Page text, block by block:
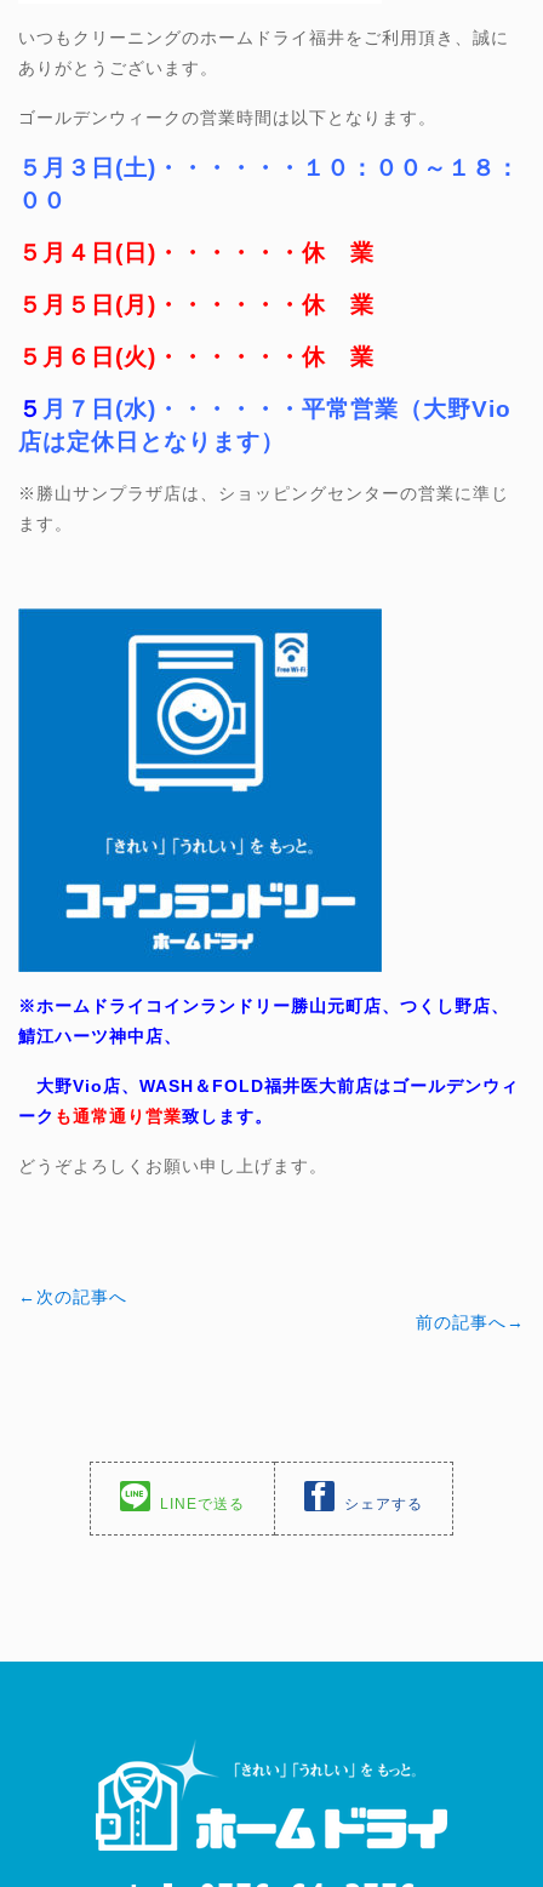
いつもクリーニングのホームドライ福井をご利用頂き、誠に
ありがとうございます。
ゴールデンウィークの営業時間は以下となります。
５月３日(土)・・・・・・１０：００～１８：
００
５月４日(日)・・・・・・休 業
５月５日(月)・・・・・・休 業
５月６日(火)・・・・・・休 業
５ 月７日(水)・・・・・・平常営業（大野Vio
店は定休日となります）
※勝山サンプラザ店は、ショッピングセンターの営業に準じ
ます。
※ホームドライコインランドリー勝山元町店、つくし野店、
鯖江ハーツ神中店、
大野Vio店、WASH＆FOLD福井医大前店はゴールデンウィ
ーク も通常通り営業致します。
どうぞよろしくお願い申し上げます。
←次の記事へ
前の記事へ→
LINEで送る シェアする